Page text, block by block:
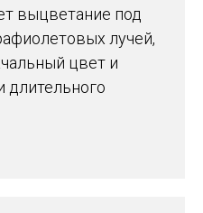
выцветание под
лучей,
цвет и
длительного